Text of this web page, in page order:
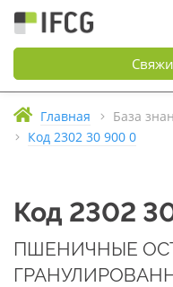
Главная База
Код 2302 30 900 0
Код 2302
ПШЕНИЧНЫЕ